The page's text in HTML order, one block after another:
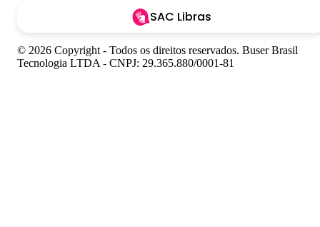
SAC Libras
© 2026 Copyright - Todos os direitos reservados. Buser Brasil
Tecnologia LTDA - CNPJ: 29.365.880/0001-81